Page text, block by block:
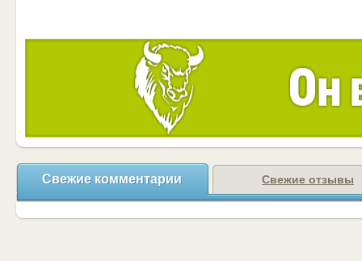
Свежие комментарии Свежие отзывы